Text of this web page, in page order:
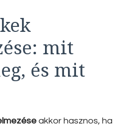
mit
és mit
akkor hasznos, ha